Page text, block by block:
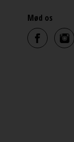
Mød os